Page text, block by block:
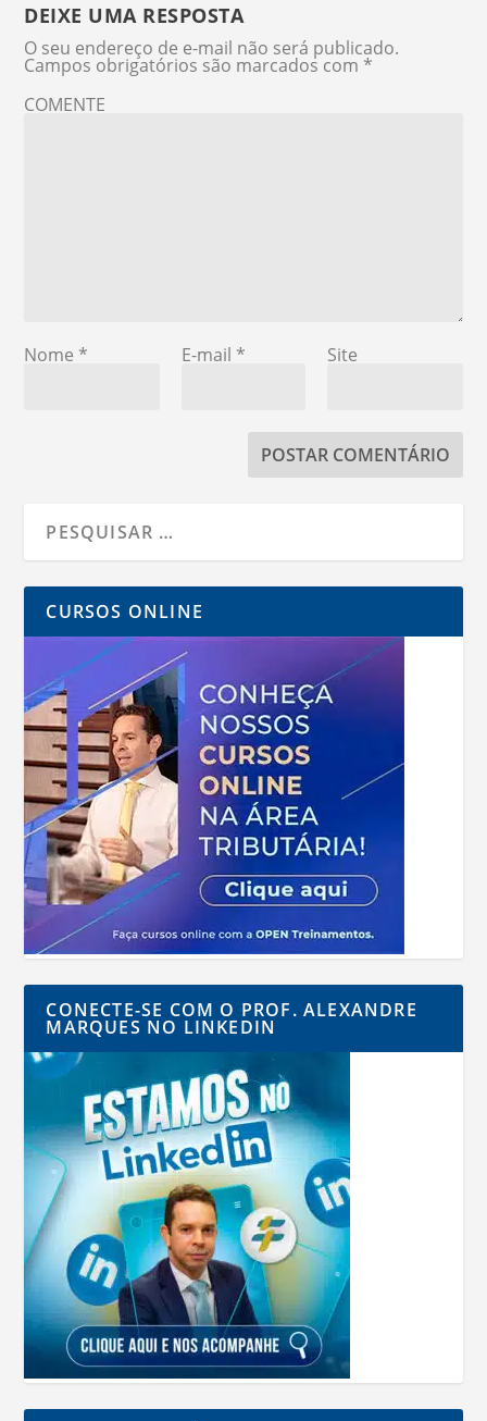
DEIXE UMA RESPOSTA
O seu endereço de e-mail não será publicado.
Campos obrigatórios são marcados com *
COMENTE
Nome * E-mail * Site
CURSOS ONLINE
CONECTE-SE COM O PROF. ALEXANDRE
MARQUES NO LINKEDIN